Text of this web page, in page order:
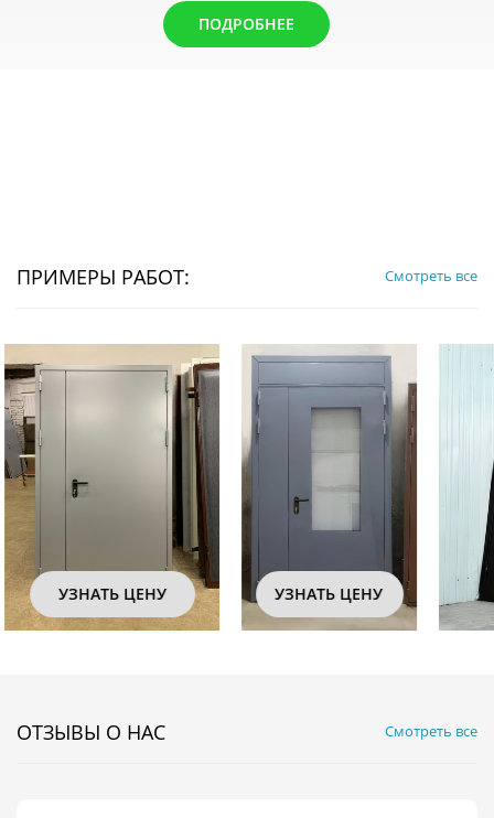
ПОДРОБНЕЕ
ПРИМЕРЫ РАБОТ: Смотреть все
УЗНАТЬ ЦЕНУ УЗНАТЬ ЦЕНУ
ОТЗЫВЫ О НАС Смотреть все